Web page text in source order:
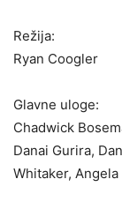
Režija:
Ryan Coogler
Glavne uloge:
Chadwick
Danai Gurira,
Whitaker,